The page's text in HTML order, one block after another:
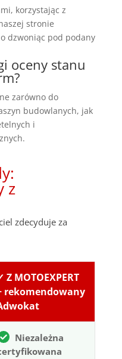
korzystając z
stronie
dzwoniąc pod podany
oceny stanu
zarówno do
budowlanych, jak
i
z
zdecyduje za
Z MOTOEXPERT
rekomendowany
Niezależna